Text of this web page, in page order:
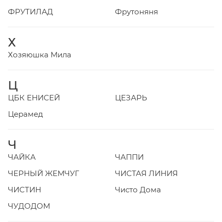
ФРУТИЛАД
Фрутоняня
Х
Хозяюшка Мила
Ц
ЦБК ЕНИСЕЙ
ЦЕЗАРЬ
Церамед
Ч
ЧАЙКА
ЧАППИ
ЧЕРНЫЙ ЖЕМЧУГ
ЧИСТАЯ ЛИНИЯ
ЧИСТИН
Чисто Дома
ЧУДОДОМ